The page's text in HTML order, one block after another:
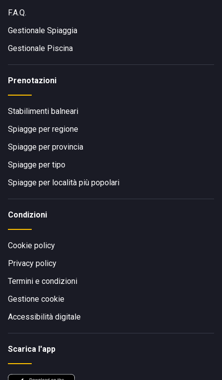
F.A.Q.
Gestionale Spiaggia
Gestionale Piscina
Prenotazioni
Stabilimenti balneari
Spiagge per regione
Spiagge per provincia
Spiagge per tipo
Spiagge per località più popolari
Condizioni
Cookie policy
Privacy policy
Termini e condizioni
Gestione cookie
Accessibilità digitale
Scarica l'app